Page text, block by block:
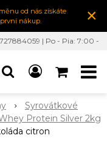
od nás získáte
nákup.
×
| Po - Pia: 7:00 -
Syrovátkové
Protein Silver 2kg
citron